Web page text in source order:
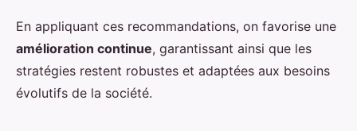
En appliquant ces recommandations, on favorise une
amélioration continue, garantissant ainsi que les
stratégies restent robustes et adaptées aux besoins
évolutifs de la société.